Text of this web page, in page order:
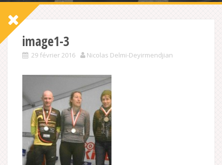
image1-3
29 février 2016 Nicolas Delmi-Deyirmendjian